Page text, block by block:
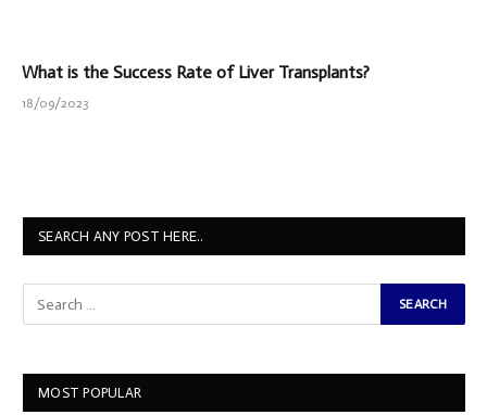
What is the Success Rate of Liver Transplants?
18/09/2023
SEARCH ANY POST HERE..
MOST POPULAR